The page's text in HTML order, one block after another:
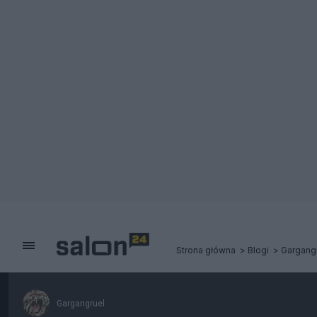
Strona główna Blogi
Gargangruel